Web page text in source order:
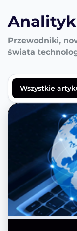
Przewodniki,
świata
Wszystkie